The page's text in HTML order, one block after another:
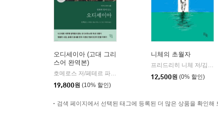
오디세이아 (고대 그리
스어 완역본)
| 현대지성
19,800원 (10% 할인)
니체의 초월자
12,500원 (0% 할인)
검색 페이지에서 선택된 태그에 등록된 더 많은 상품을 확인해